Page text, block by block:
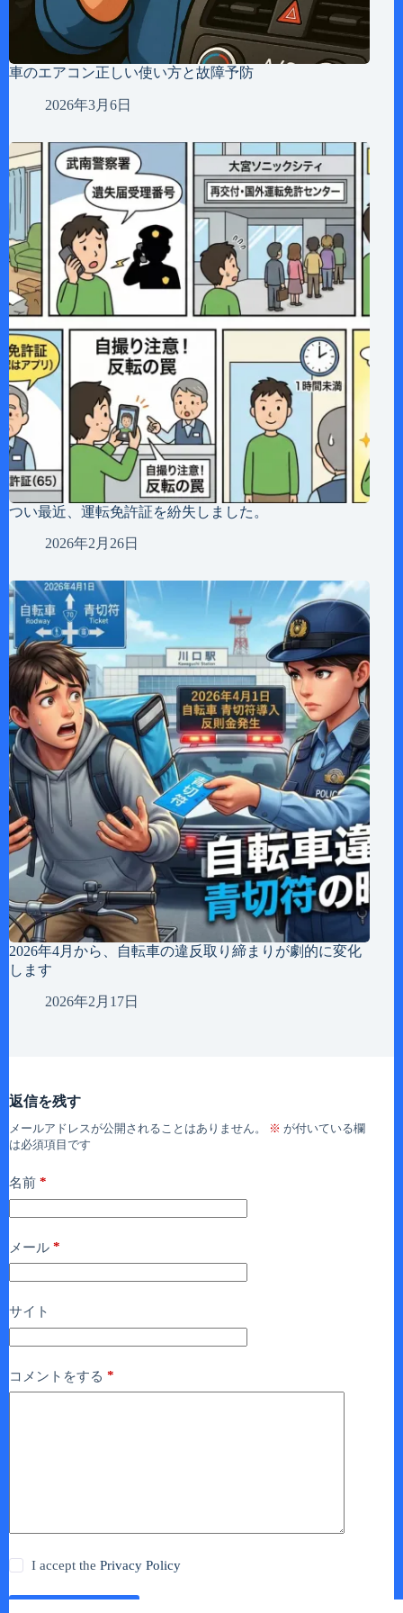
車のエアコン正しい使い方と故障予防
2026年3月6日
つい最近、運転免許証を紛失しました。
2026年2月26日
2026年4月から、自転車の違反取り締まりが劇的に変化
します
2026年2月17日
返信を残す
メールアドレスが公開されることはありません。 ※ が付いている欄
は必須項目です
名前 *
メール *
サイト
コメントをする *
I accept thePrivacy Policy